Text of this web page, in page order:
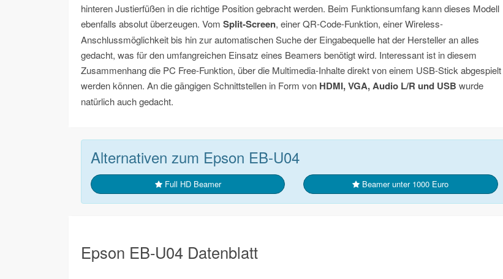
hinteren Justierfüßen in die richtige Position gebracht werden. Beim Funktionsumfang kann dieses Modell
ebenfalls absolut überzeugen. Vom Split-Screen, einer QR-Code-Funktion, einer Wireless-
Anschlussmöglichkeit bis hin zur automatischen Suche der Eingabequelle hat der Hersteller an alles
gedacht, was für den umfangreichen Einsatz eines Beamers benötigt wird. Interessant ist in diesem
Zusammenhang die PC Free-Funktion, über die Multimedia-Inhalte direkt von einem USB-Stick abgespielt
werden können. An die gängigen Schnittstellen in Form von HDMI, VGA, Audio L/R und USB wurde
natürlich auch gedacht.
Alternativen zum Epson EB-U04
Full HD Beamer Beamer unter 1000 Euro
Epson EB-U04 Datenblatt